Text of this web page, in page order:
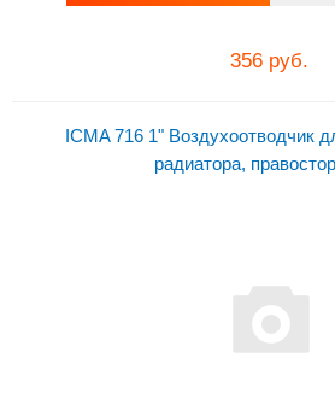
356 руб.
ICMA 716 1" Воздухоотводчик
радиатора,